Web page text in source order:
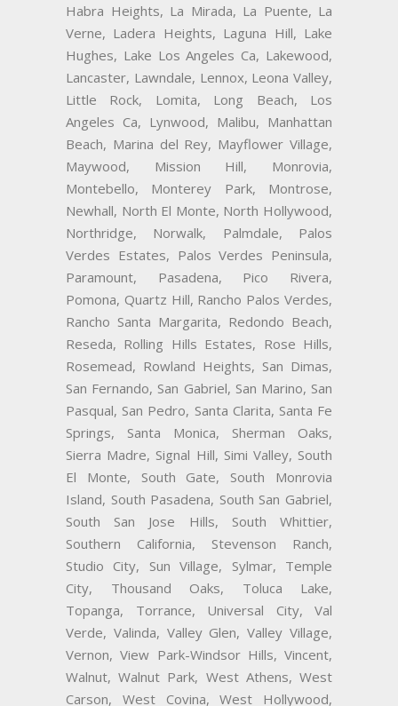
Habra Heights, La Mirada, La Puente, La
Verne, Ladera Heights, Laguna Hill, Lake
Hughes, Lake Los Angeles Ca, Lakewood,
Lancaster, Lawndale, Lennox, Leona Valley,
Little Rock, Lomita, Long Beach, Los
Angeles Ca, Lynwood, Malibu, Manhattan
Beach, Marina del Rey, Mayflower Village,
Maywood, Mission Hill, Monrovia,
Montebello, Monterey Park, Montrose,
Newhall, North El Monte, North Hollywood,
Northridge, Norwalk, Palmdale, Palos
Verdes Estates, Palos Verdes Peninsula,
Paramount, Pasadena, Pico Rivera,
Pomona, Quartz Hill, Rancho Palos Verdes,
Rancho Santa Margarita, Redondo Beach,
Reseda, Rolling Hills Estates, Rose Hills,
Rosemead, Rowland Heights, San Dimas,
San Fernando, San Gabriel, San Marino, San
Pasqual, San Pedro, Santa Clarita, Santa Fe
Springs, Santa Monica, Sherman Oaks,
Sierra Madre, Signal Hill, Simi Valley, South
El Monte, South Gate, South Monrovia
Island, South Pasadena, South San Gabriel,
South San Jose Hills, South Whittier,
Southern California, Stevenson Ranch,
Studio City, Sun Village, Sylmar, Temple
City, Thousand Oaks, Toluca Lake,
Topanga, Torrance, Universal City, Val
Verde, Valinda, Valley Glen, Valley Village,
Vernon, View Park-Windsor Hills, Vincent,
Walnut, Walnut Park, West Athens, West
Carson, West Covina, West Hollywood,